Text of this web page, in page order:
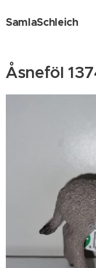
SamlaSchleich
Åsneföl